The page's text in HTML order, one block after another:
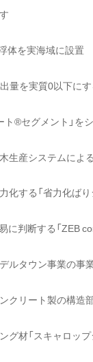
体を実海域に設置
量を実質0以下に
®セグメント」を
生産システムによ
する「省力化ばり
に判断する「ZEB
ルタウン事業の事
クリート製の構造
材「スキャロッ